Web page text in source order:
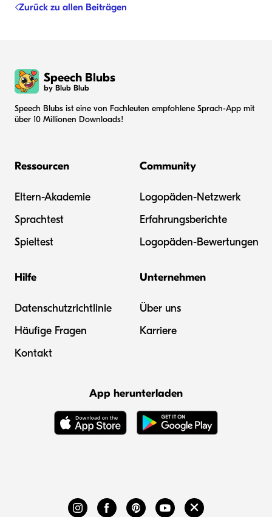
Zurück zu allen Beiträgen
Speech Blubs
by Blub Blub
Speech Blubs ist eine von Fachleuten empfohlene Sprach-App mit
über 10 Millionen Downloads!
Ressourcen
Eltern-Akademie
Sprachtest
Spieltest
Community
Logopäden-Netzwerk
Erfahrungsberichte
Logopäden-Bewertungen
Hilfe
Datenschutzrichtlinie
Häufige Fragen
Kontakt
Unternehmen
Über uns
Karriere
App herunterladen